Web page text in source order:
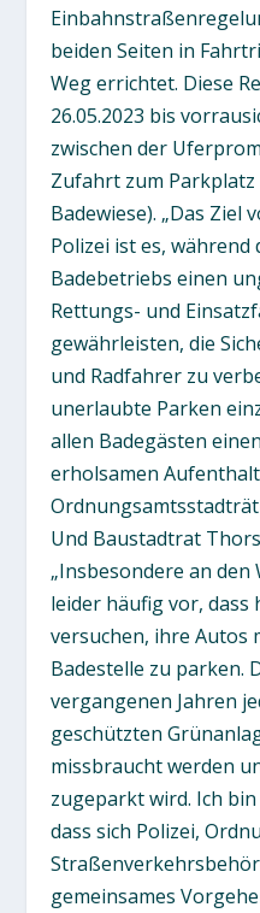
beiden Seiten in
Weg errichtet. Diese
26.05.2023 bis
zwischen der
Zufahrt zum Parkplatz
Badewiese). „Das Ziel
Polizei ist es, während
Badebetriebs einen
Rettungs- und
gewährleisten, die
und Radfahrer zu
unerlaubte Parken
allen Badegästen
erholsamen
Und Baustadtrat
„Insbesondere an
leider häufig vor, dass
versuchen, ihre Autos
Badestelle zu parken.
vergangenen Jahren
geschützten
missbraucht werden
zugeparkt wird. Ich
dass sich Polizei,
gemeinsames